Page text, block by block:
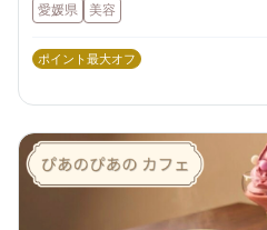
愛媛県 美容
ポイント最大オフ